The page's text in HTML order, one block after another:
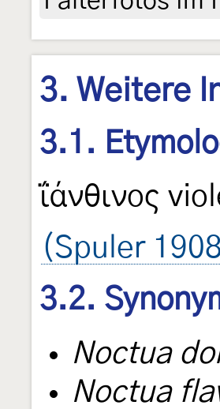
3. Weitere
3.1.
ΐάνθινος
(Spuler
3.2.
Noctua
Noctua